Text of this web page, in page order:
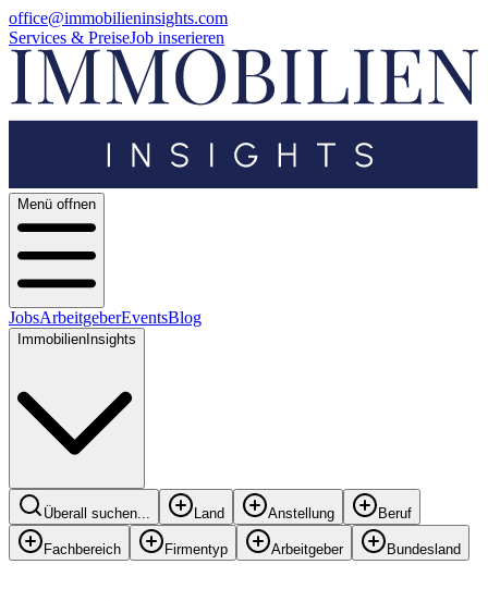
office@immobilieninsights.com
Services & PreiseJob inserieren
Menü offnen
JobsArbeitgeberEventsBlog
ImmobilienInsights
Überall suchen... Land Anstellung Beruf
Fachbereich Firmentyp Arbeitgeber Bundesland